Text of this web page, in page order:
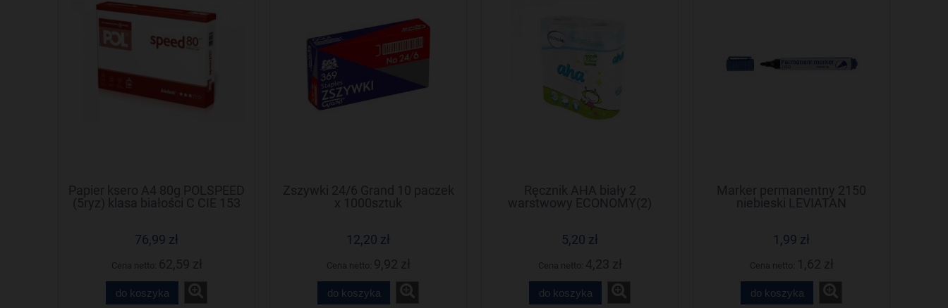
Papier ksero A4 80g POLSPEED
(5ryz) klasa białości C CIE 153
76,99 zł
do koszyka
Zszywki 24/6 Grand 10 paczek
x 1000sztuk
12,20 zł
do koszyka
Ręcznik AHA biały 2
warstwowy ECONOMY(2)
5,20 zł
do koszyka
Marker permanentny 2150
niebieski LEVIATAN
1,99 zł
do koszyka